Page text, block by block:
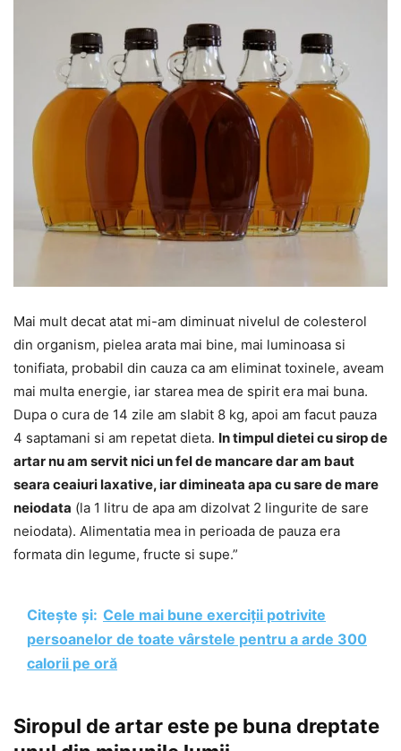
Mai mult decat atat mi-am diminuat nivelul de colesterol
din organism, pielea arata mai bine, mai luminoasa si
tonifiata, probabil din cauza ca am eliminat toxinele, aveam
mai multa energie, iar starea mea de spirit era mai buna.
Dupa o cura de 14 zile am slabit 8 kg, apoi am facut pauza
4 saptamani si am repetat dieta. In timpul dietei cu sirop de
artar nu am servit nici un fel de mancare dar am baut
seara ceaiuri laxative, iar dimineata apa cu sare de mare
neiodata (la 1 litru de apa am dizolvat 2 lingurite de sare
neiodata). Alimentatia mea in perioada de pauza era
formata din legume, fructe si supe.”
Citește și: Cele mai bune exerciții potrivite
persoanelor de toate vârstele pentru a arde 300
calorii pe oră
Siropul de artar este pe buna dreptate